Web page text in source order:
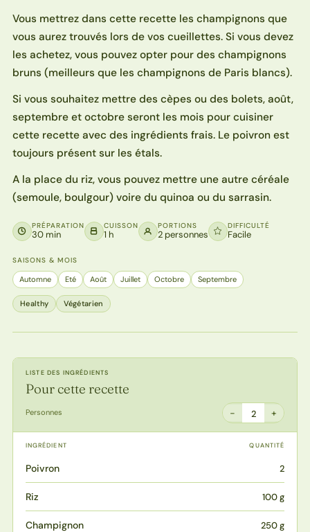
Vous mettrez dans cette recette les champignons que
vous aurez trouvés lors de vos cueillettes. Si vous devez
les achetez, vous pouvez opter pour des champignons
bruns (meilleurs que les champignons de Paris blancs).
Si vous souhaitez mettre des cèpes ou des bolets, août,
septembre et octobre seront les mois pour cuisiner
cette recette avec des ingrédients frais. Le poivron est
toujours présent sur les étals.
A la place du riz, vous pouvez mettre une autre céréale
(semoule, boulgour) voire du quinoa ou du sarrasin.
PRÉPARATION
30 min
CUISSON
1 h
PORTIONS
2 personnes
DIFFICULTÉ
Facile
SAISONS & MOIS
Automne Eté Août Juillet Octobre Septembre
Healthy Végétarien
LISTE DES INGRÉDIENTS
Pour cette recette
Personnes − 2 +
INGRÉDIENT QUANTITÉ
Poivron 2
Riz 100 g
Champignon 250 g